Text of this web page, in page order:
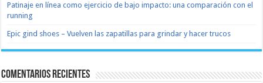
Patinaje en línea como ejercicio de bajo impacto: una comparación con el
running
Epic gind shoes – Vuelven las zapatillas para grindar y hacer trucos
Comentarios recientes